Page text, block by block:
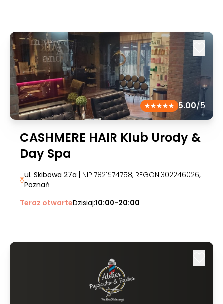
5.00/5
CASHMERE HAIR Klub Urody &
Day Spa
ul. Skibowa 27a | NIP:7821974758, REGON:302246026,
Poznań
Teraz otwarteDzisiaj:10:00-20:00